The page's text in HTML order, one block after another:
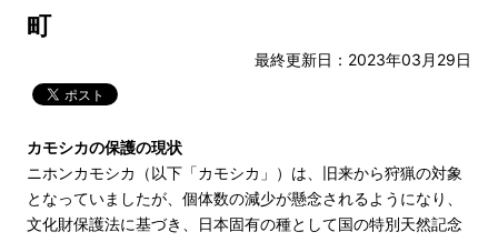
町
最終更新日：2023年03月29日
カモシカの保護の現状
ニホンカモシカ（以下「カモシカ」）は、旧来から狩猟の対象
となっていましたが、個体数の減少が懸念されるようになり、
文化財保護法に基づき、日本固有の種として国の特別天然記念